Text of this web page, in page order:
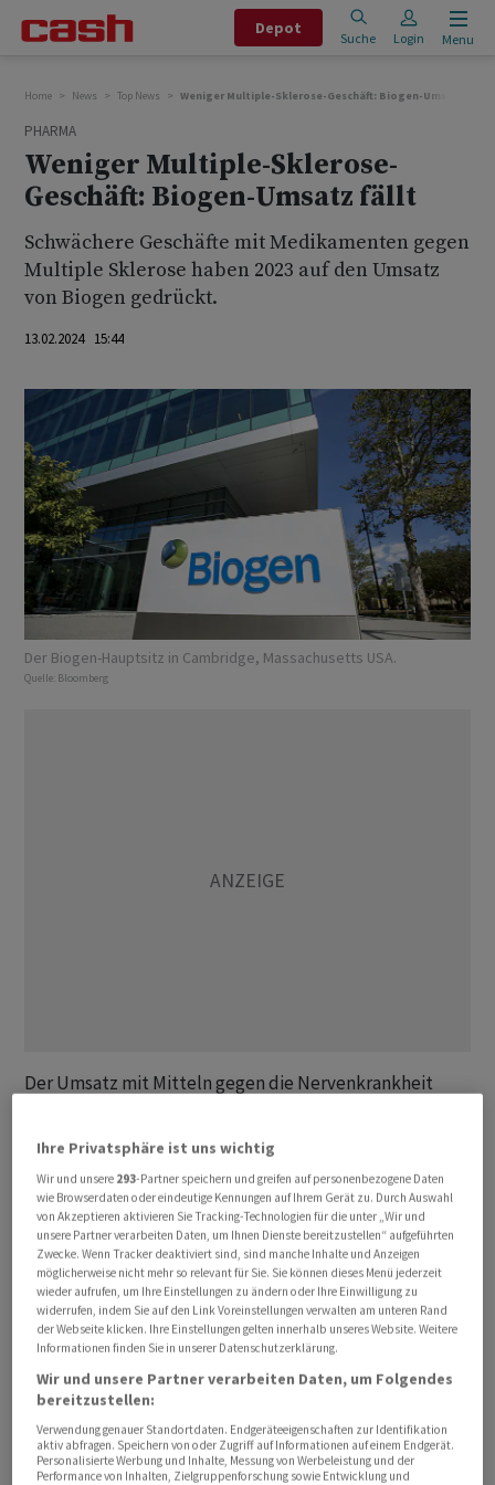
Depot
Suche Login Menu
Home News Top News Weniger Multiple-Sklerose-Geschäft: Biogen-Umsatz fällt
PHARMA
Weniger Multiple-Sklerose-
Geschäft: Biogen-Umsatz fällt
Schwächere Geschäfte mit Medikamenten gegen
Multiple Sklerose haben 2023 auf den Umsatz
von Biogen gedrückt.
13.02.2024 15:44
Der Biogen-Hauptsitz in Cambridge, Massachusetts USA.
Quelle: Bloomberg
Der Umsatz mit Mitteln gegen die Nervenkrankheit
Prozent auf rund 4,7 Milliarden US-Dollar, wie das US-
gesamte Konzernerlös sank um drei Prozent auf gut 9,8
Milliarden Dollar (9,5 Mrd Euro). Analysten hatten sich
im Durchschnitt etwas mehr erhofft. Der Aktienkurs fiel
kurz nach dem Handelsstart um mehr als vier Prozent.
Der auf die Anteilseigner entfallende Überschuss ging
2023 noch viel deutlicher zurück als die Erlöse, und zwar
um mehr als 60 Prozent auf knapp 1,2 Milliarden Dollar.
Allerdings hatte das Unternehmen 2022 auch von
Sondereffekten profitiert, darunter waren eine halbe
Milliarde Dollar aus dem Verkauf eines Gebäudes.
Ihre Privatsphäre ist uns wichtig
Wir und unsere 293-Partner speichern und greifen auf personenbezogene Daten
wie Browserdaten oder eindeutige Kennungen auf Ihrem Gerät zu. Durch Auswahl
von Akzeptieren aktivieren Sie Tracking-Technologien für die unter „Wir und
unsere Partner verarbeiten Daten, um Ihnen Dienste bereitzustellen“ aufgeführten
Zwecke. Wenn Tracker deaktiviert sind, sind manche Inhalte und Anzeigen
möglicherweise nicht mehr so relevant für Sie. Sie können dieses Menü jederzeit
wieder aufrufen, um Ihre Einstellungen zu ändern oder Ihre Einwilligung zu
widerrufen, indem Sie auf den Link Voreinstellungen verwalten am unteren Rand
der Webseite klicken. Ihre Einstellungen gelten innerhalb unseres Website. Weitere
Informationen finden Sie in unserer Datenschutzerklärung.
Wir und unsere Partner verarbeiten Daten, um Folgendes
bereitzustellen:
Verwendung genauer Standortdaten. Endgeräteeigenschaften zur Identifikation
aktiv abfragen. Speichern von oder Zugriff auf Informationen auf einem Endgerät.
Personalisierte Werbung und Inhalte, Messung von Werbeleistung und der
Performance von Inhalten, Zielgruppenforschung sowie Entwicklung und